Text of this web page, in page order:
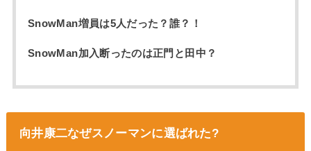
SnowMan増員は5人だった？誰？！
SnowMan加入断ったのは正門と田中？
向井康二なぜスノーマンに選ばれた?